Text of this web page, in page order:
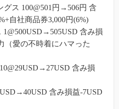
グス 100@501円→506円 含
自社商品券3,000円(6%)
含み損
（愛の不時着にハマった
含み損
含み損益-7USD